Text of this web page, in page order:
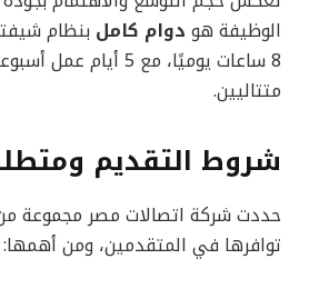
الوظيفة هو دوام كامل بنظام
8 ساعات يوميًا، مع 5
متتاليين.
شروط التقديم
حددت شركة اتصالات مصر مجموعة
توافرها في المتقدمين، ومن أهمها: